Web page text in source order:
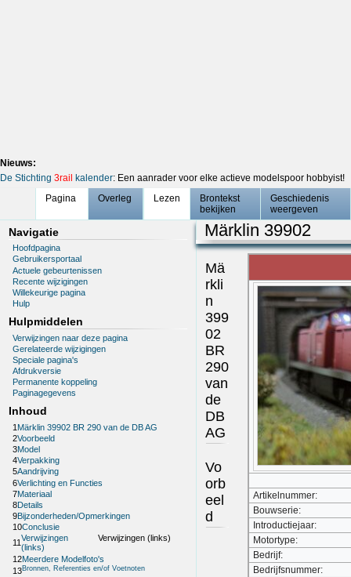
Nieuws:
De Stichting 3rail kalender: Een aanrader voor elke actieve modelspoor hobbyist!
Pagina
Overleg Lezen
Brontekst
bekijken
Geschiedenis
weergeven
Navigatie
Hoofdpagina
Gebruikersportaal
Actuele gebeurtenissen
Recente wijzigingen
Willekeurige pagina
Hulp
Hulpmiddelen
Verwijzingen naar deze pagina
Gerelateerde wijzigingen
Speciale pagina's
Afdrukversie
Permanente koppeling
Paginagegevens
Inhoud
1 Märklin 39902 BR 290 van de DB AG
2Voorbeeld
3Model
4Verpakking
5Aandrijving
6Verlichting en Functies
7Materiaal
8Details
9Bijzonderheden/Opmerkingen
10Conclusie
11Verwijzingen
(links)
Verwijzingen (links)
12Meerdere Modelfoto's
13Bronnen, Referenties en/of Voetnoten
Märklin 39902
Artikelnummer:
Bouwserie:
Introductiejaar:
Motortype:
Bedrijf:
Bedrijfsnummer:
Mä
rkli
n
399
02
BR
290
van
de
DB
AG
Vo
orb
eel
d